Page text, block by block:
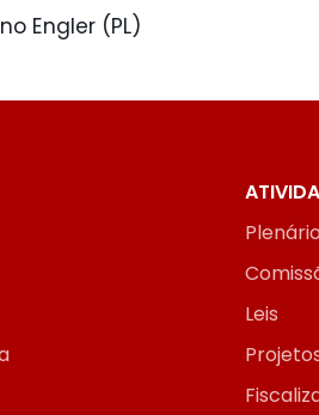
Engler (PL)
Plenário
Leis